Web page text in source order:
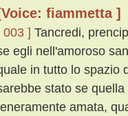
fiammetta ]
003 ] Tancredi,
egli nell'amoroso
in tutto lo spazio
stato se
amata,